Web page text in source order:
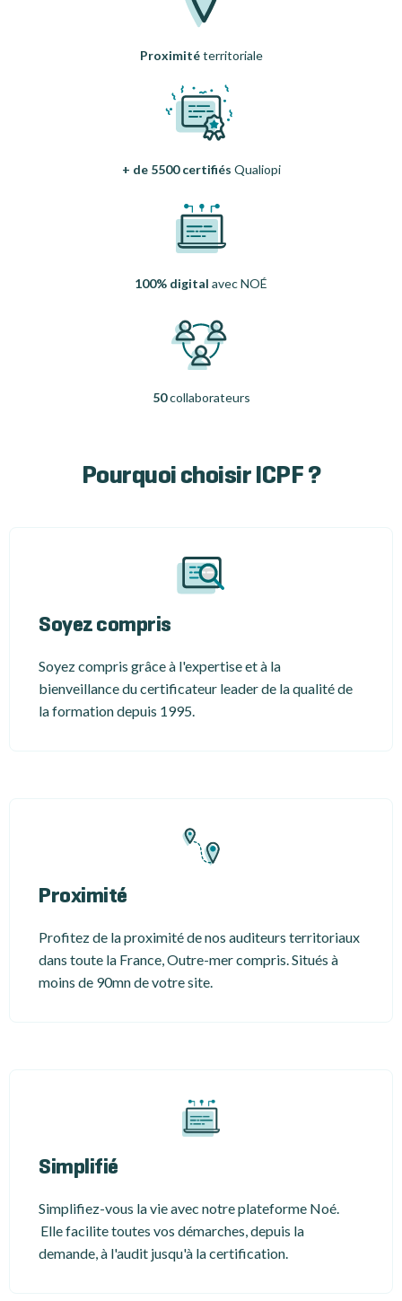
+ de 5500 certifiés Qualiopi
100% digital avec NOÉ
50collaborateurs
Proximitéterritoriale
Pourquoi choisir ICPF ?
Soyez compris
Soyez compris grâce à l'expertise et à la
bienveillance du certificateur leader de la qualité de
la formation depuis 1995.
Proximité
Profitez de la proximité de nos auditeurs territoriaux
dans toute la France, Outre-mer compris. Situés à
moins de 90mn de votre site.
Simplifié
Simplifiez-vous la vie avec notre plateforme Noé.
Elle facilite toutes vos démarches, depuis la
demande, à l'audit jusqu'à la certification.